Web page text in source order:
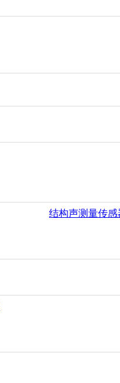
结构声测量传感